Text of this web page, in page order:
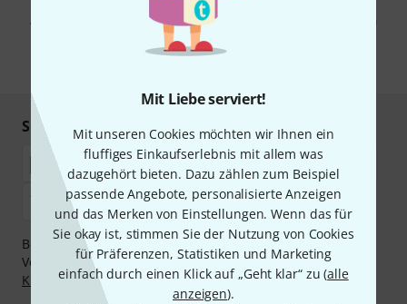
Mit Liebe serviert!
Mit unseren Cookies möchten wir Ihnen ein
fluffiges Einkaufserlebnis mit allem was
dazugehört bieten. Dazu zählen zum Beispiel
passende Angebote, personalisierte Anzeigen
und das Merken von Einstellungen. Wenn das für
Sie okay ist, stimmen Sie der Nutzung von Cookies
für Präferenzen, Statistiken und Marketing
einfach durch einen Klick auf „Geht klar“ zu (alle
anzeigen).
Werbung und einer Messung des E-Mail-Nutzungsverhaltens zu. Die
Abmeldung ist jederzeit möglich. Weitere Informationen finden Sie in
unserenDatenschutzhinweisen
Sicher einkaufen & bezahlen
Bezahlen Sie vertraulich und sicher per Nachnahme,
Vorkasse, PayPal, Amazon Pay,Klarna Sofort bezahlen
Klarna Ratenzahlungoder Kreditkarte.